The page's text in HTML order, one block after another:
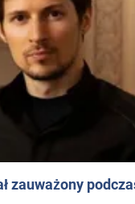
zauważony